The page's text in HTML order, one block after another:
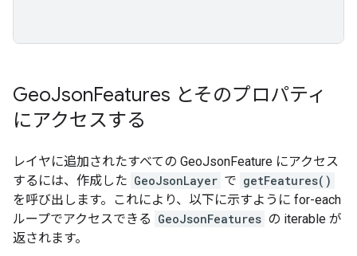
GeoJsonFeatures とそのプロパティ
にアクセスする
レイヤに追加されたすべての GeoJsonFeature にアクセス
するには、作成した GeoJsonLayer で getFeatures()
を呼び出します。これにより、以下に示すように for-each
ループでアクセスできる GeoJsonFeatures の iterable が
返されます。